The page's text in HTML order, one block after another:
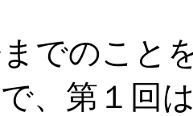
でのこと
、第１回